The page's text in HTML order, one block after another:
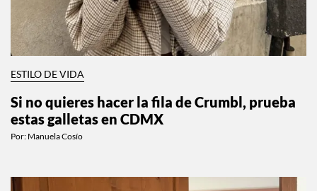
ESTILO DE VIDA
Si no quieres hacer la fila de Crumbl, prueba
estas galletas en CDMX
Por: Manuela Cosío